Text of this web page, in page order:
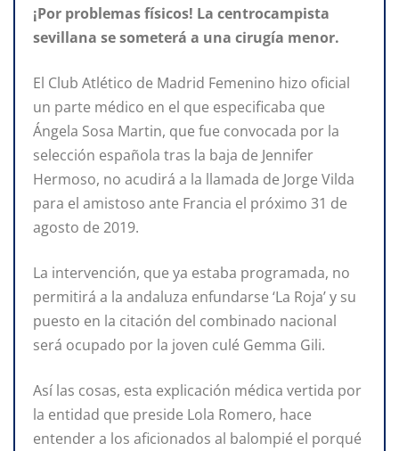
¡Por problemas físicos! La centrocampista
sevillana se someterá a una cirugía menor.
El Club Atlético de Madrid Femenino hizo oficial
un parte médico en el que especificaba que
Ángela Sosa Martin, que fue convocada por la
selección española tras la baja de Jennifer
Hermoso, no acudirá a la llamada de Jorge Vilda
para el amistoso ante Francia el próximo 31 de
agosto de 2019.
La intervención, que ya estaba programada, no
permitirá a la andaluza enfundarse ‘La Roja’ y su
puesto en la citación del combinado nacional
será ocupado por la joven culé Gemma Gili.
Así las cosas, esta explicación médica vertida por
la entidad que preside Lola Romero, hace
entender a los aficionados al balompié el porqué